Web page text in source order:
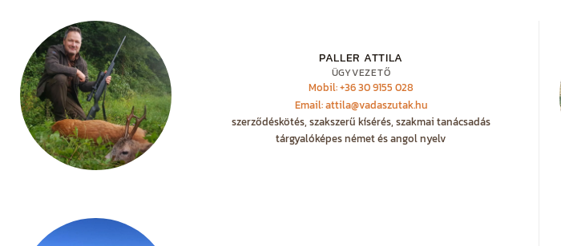
PALLER ATTILA
ÜGYVEZETŐ
Mobil: +36 30 9155 028
Email: attila@vadaszutak.hu
szerződéskötés, szakszerű kísérés, szakmai tanácsadás
tárgyalóképes német és angol nyelv